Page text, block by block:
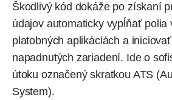
Škodlivý kód dokáže po získaní
údajov automaticky vypĺňať polia
platobných aplikáciách a
napadnutých zariadení. Ide o
útoku označený skratkou ATS
System).